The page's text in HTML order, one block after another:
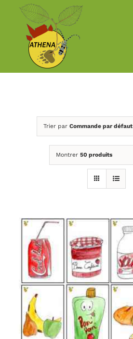
Passer
contenu
Trier par Commande par défaut
Montrer 50 produits